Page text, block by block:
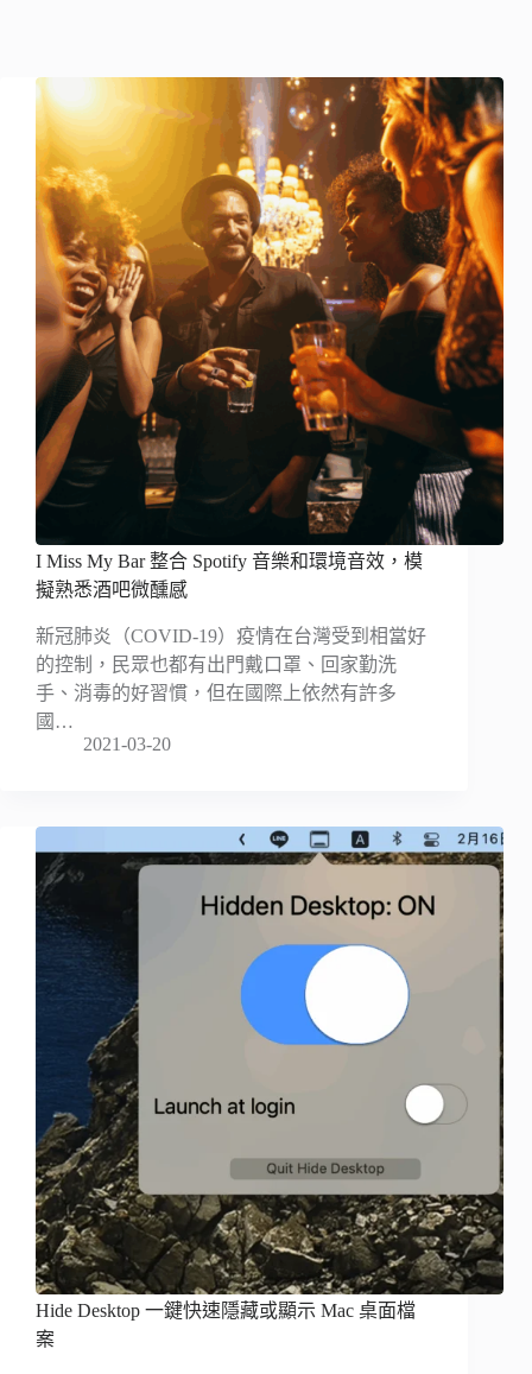
I Miss My Bar 整合 Spotify 音樂和環境音效，模
擬熟悉酒吧微醺感
新冠肺炎（COVID-19）疫情在台灣受到相當好
的控制，民眾也都有出門戴口罩、回家勤洗
手、消毒的好習慣，但在國際上依然有許多
國…
2021-03-20
Hide Desktop 一鍵快速隱藏或顯示 Mac 桌面檔
案